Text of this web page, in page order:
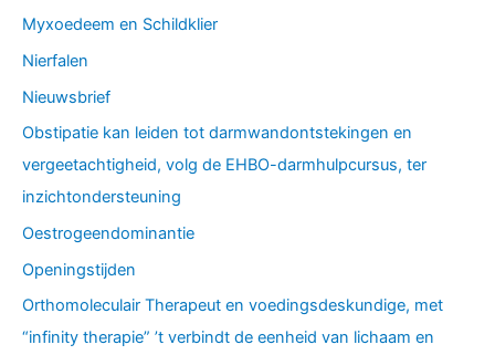
Myxoedeem en Schildklier
Nierfalen
Nieuwsbrief
Obstipatie kan leiden tot darmwandontstekingen en
vergeetachtigheid, volg de EHBO-darmhulpcursus, ter
inzichtondersteuning
Oestrogeendominantie
Openingstijden
Orthomoleculair Therapeut en voedingsdeskundige, met
“infinity therapie” ’t verbindt de eenheid van lichaam en